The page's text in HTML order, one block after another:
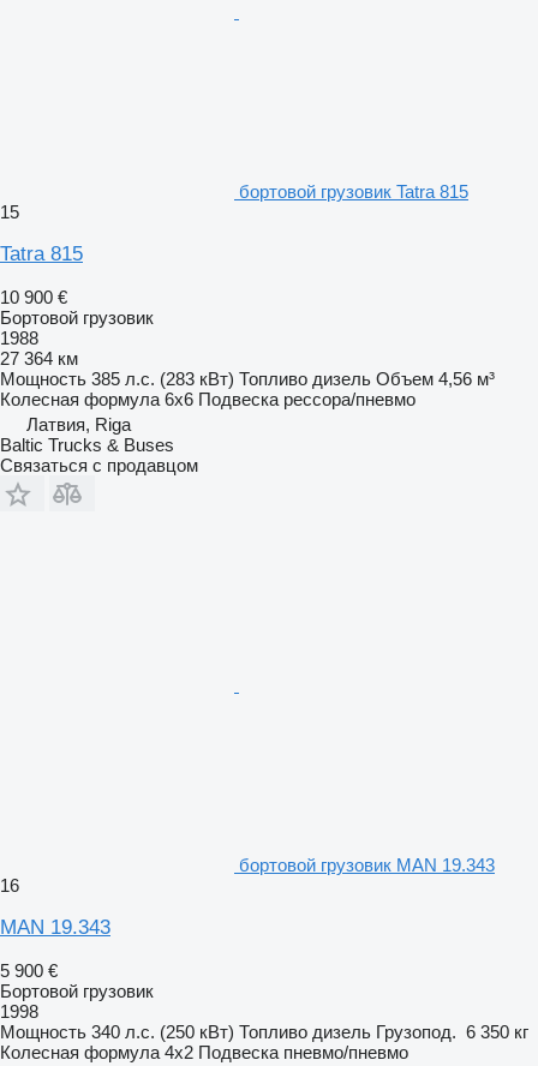
бортовой грузовик Tatra 815
15
Tatra 815
10 900 €
Бортовой грузовик
1988
27 364 км
Мощность 385 л.с. (283 кВт) Топливо дизель Объем 4,56 м³
Колесная формула 6x6 Подвеска рессора/пневмо
Латвия, Riga
Baltic Trucks & Buses
Связаться с продавцом
бортовой грузовик MAN 19.343
16
MAN 19.343
5 900 €
Бортовой грузовик
1998
Мощность 340 л.с. (250 кВт) Топливо дизель Грузопод. 6 350 кг
Колесная формула 4x2 Подвеска пневмо/пневмо